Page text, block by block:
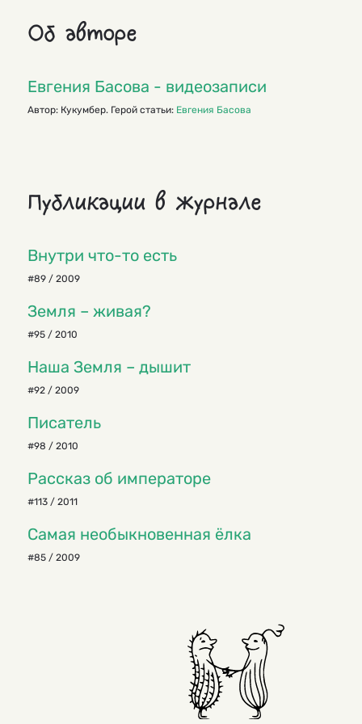
Об авторе
Евгения Басова - видеозаписи
Автор: Кукумбер. Герой статьи: Евгения Басова
Публикации в журнале
Внутри что-то есть
#89 / 2009
Земля – живая?
#95 / 2010
Наша Земля – дышит
#92 / 2009
Писатель
#98 / 2010
Рассказ об императоре
#113 / 2011
Самая необыкновенная ёлка
#85 / 2009